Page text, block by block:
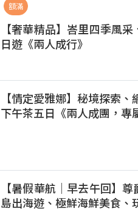
額滿
【奢華精品】峇里四季風
日遊《兩人成行》
【情定愛雅娜】秘境探索
下午茶五日《兩人成團，專
【暑假華航｜早去午回】
島出海遊、極鮮海鮮美食